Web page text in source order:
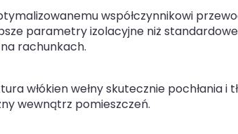
współczynnikowi
parametry izolacyjne niż
rachunkach.
włókien wełny skutecznie pochłania i
wewnątrz pomieszczeń.